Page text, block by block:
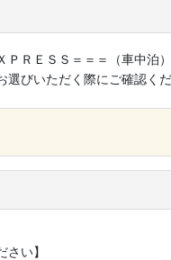
ＲＥＳＳ＝＝＝（車中泊）
びいただく際にご確認くだ
さい】